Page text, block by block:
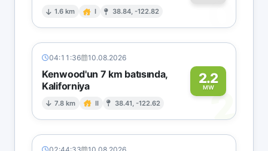
1.6 km I 38.84, -122.82 0
04:11:36 10.08.2026
Kenwood'un 7 km batısında,
Kaliforniya
7.8 km II 38.41, -122.62
2.2
MW2